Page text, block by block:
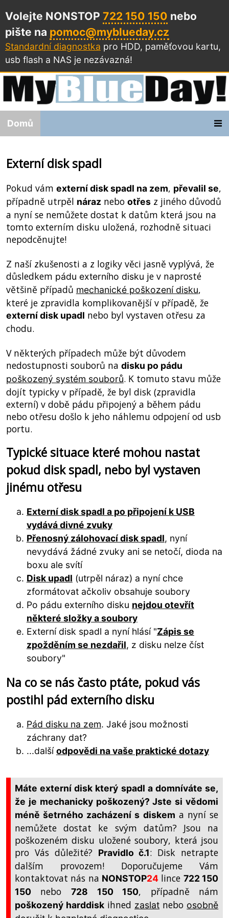
Volejte NONSTOP 722 150 150 nebo
pište na pomoc@myblueday.cz
Standardní diagnostka pro HDD, paměťovou kartu,
usb flash a NAS je nezávazná!
Domů
Externí disk spadl
Pokud vám externí disk spadl na zem, převalil se,
případně utrpěl náraz nebo otřesz jiného důvodů
a nyní se nemůžete dostat k datům která jsou na
tomto externím disku uložená, rozhodně situaci
nepodcěnujte!
Z naší zkušenosti a z logiky věci jasně vyplývá, že
důsledkem pádu externího disku je v naprosté
většině případů mechanické poškození disku,
které je zpravidla komplikovanější v případě, že
externí disk upadl nebo byl vystaven otřesu za
chodu.
V některých případech může být důvodem
nedostupnosti souborů na disku po pádu
poškozený systém souborů. K tomuto stavu může
dojít typicky v případě, že byl disk (zpravidla
externí) v době pádu připojený a během pádu
nebo otřesu došlo k jeho náhlemu odpojení od usb
portu.
Typické situace které mohou nastat
pokud disk spadl, nebo byl vystaven
jinému otřesu
Externí disk spadl a po připojení k USB
vydává divné zvuky
Přenosný zálohovací disk spadl, nyní
nevydává žádné zvuky ani se netočí, dioda na
boxu ale svítí
Disk upadl (utrpěl náraz) a nyní chce
zformátovat ačkoliv obsahuje soubory
Po pádu externího disku nejdou otevřít
některé složky a soubory
Externí disk spadl a nyní hlásí "Zápis se
zpožděním se nezdařil, z disku nelze číst
soubory"
Na co se nás často ptáte, pokud vás
postihl pád externího disku
Pád disku na zem. Jaké jsou možnosti
záchrany dat?
...dalšíodpovědi na vaše praktické dotazy
Máte externí disk který spadl a domníváte se,
že je mechanicky poškozený? Jste si vědomi
méně šetrného zacházení s diskem a nyní se
nemůžete dostat ke svým datům? Jsou na
poškozeném disku uložené soubory, která jsou
pro Vás důležité?
Pravidlo č.1: Disk netrapte
dalším provozem! Doporučujeme Vám
kontaktovat nás na NONSTOP24 lince 722 150
150nebo 728 150 150, případně nám
poškozený harddiskihned zaslat nebo osobně